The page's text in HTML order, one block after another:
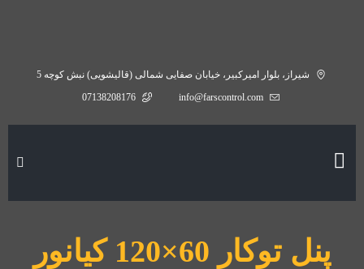
شیراز، بلوار امیرکبیر، خیابان صفایی شمالی (قالیشویی) نبش کوچه 5
info@farscontrol.com
07138208176
پنل توکار 60×120 کیانور